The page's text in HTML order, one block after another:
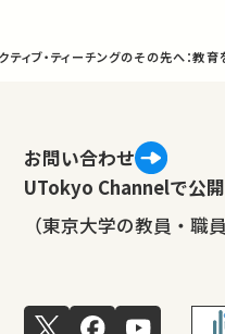
ィブ・ティーチングのその先へ：教
お問い合わせ
UTokyo Channelで公
（東京大学の教員・職